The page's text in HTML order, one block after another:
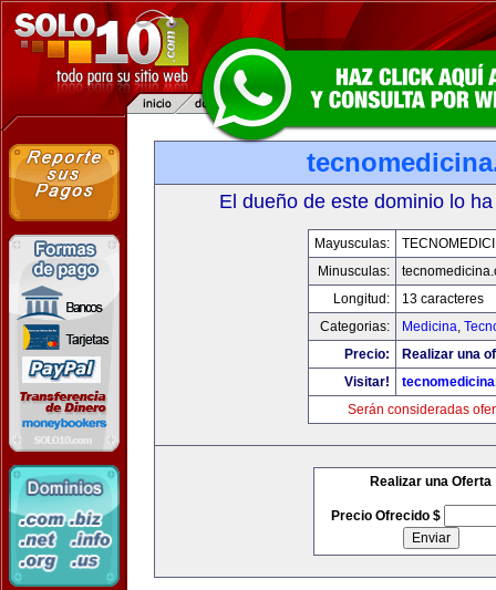
El dueño de este dominio lo
Mayusculas:
Minusculas:
Longitud:
13 caracteres
Categorias:
Medicina,
Precio:
Realizar una
Visitar!
Serán consideradas
Realizar una Oferta
Precio Ofrecido $